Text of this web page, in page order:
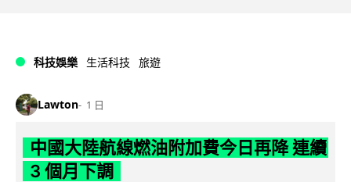
科技娛樂 生活科技 旅遊
Lawton 1 日
中國大陸航線燃油附加費今日再降 連續
3 個月下調